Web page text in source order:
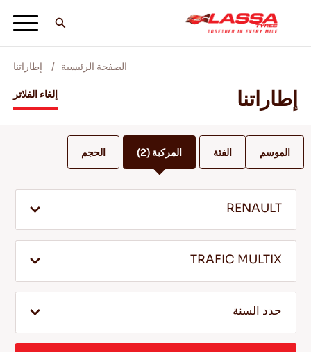
المدونات ومقاطع الفيديو
الخدمة والمساعدة
الصفحة الرئيسية إطاراتنا
إطاراتنا إلغاء الفلاتر
الموسم الفئة المركبة (2) الحجم
RENAULT
TRAFIC MULTIX
حدد السنة